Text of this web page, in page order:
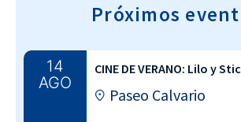
Próximos
14
AGO
CINE DE VERANO: Lilo y
Paseo Calvario